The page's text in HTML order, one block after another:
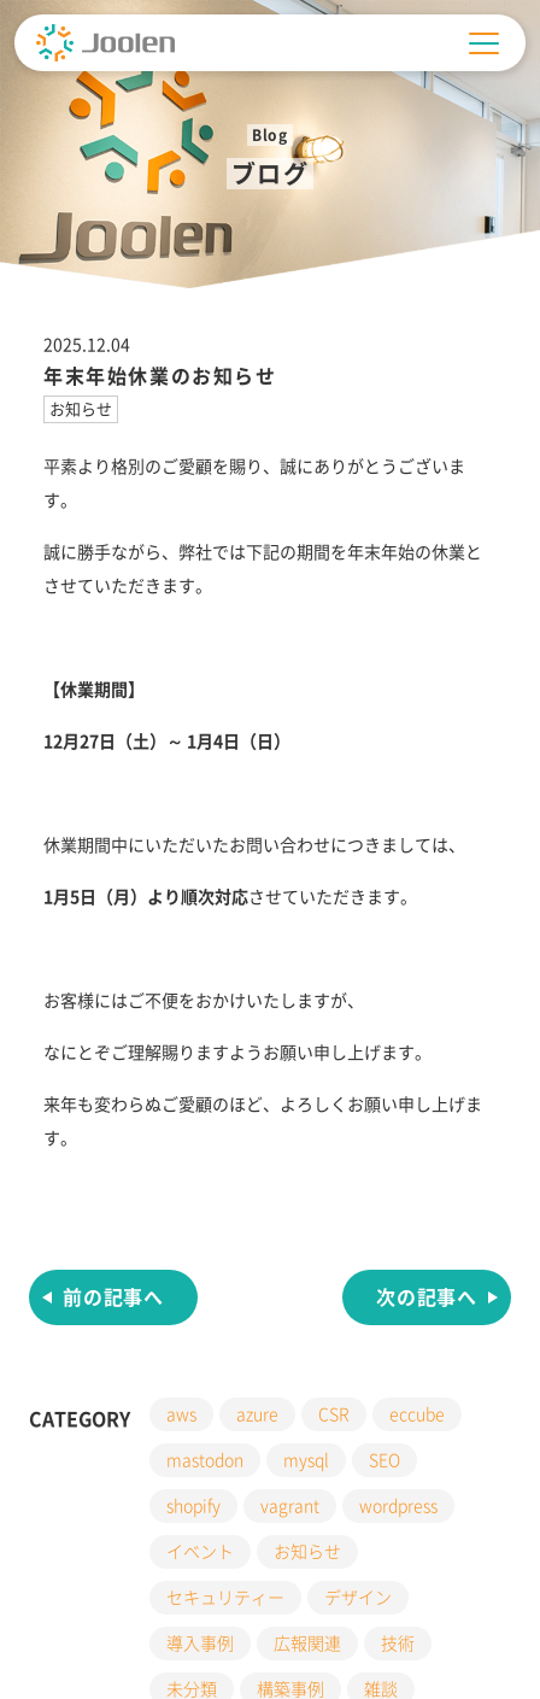
content
Blog
ブログ
2025.12.04
年末年始休業のお知らせ
お知らせ
平素より格別のご愛顧を賜り、誠にありがとうございま
す。
誠に勝手ながら、弊社では下記の期間を年末年始の休業と
させていただきます。
【休業期間】
12月27日（土）～ 1月4日（日）
休業期間中にいただいたお問い合わせにつきましては、
1月5日（月）より順次対応させていただきます。
お客様にはご不便をおかけいたしますが、
なにとぞご理解賜りますようお願い申し上げます。
来年も変わらぬご愛顧のほど、よろしくお願い申し上げま
す。
ゲ
前の記事へ 次の記事へ
CATEGORY aws azure CSR eccube
mastodon mysql SEO
shopify vagrant wordpress
イベント お知らせ
セキュリティー デザイン
導入事例 広報関連 技術
未分類 構築事例 雑談